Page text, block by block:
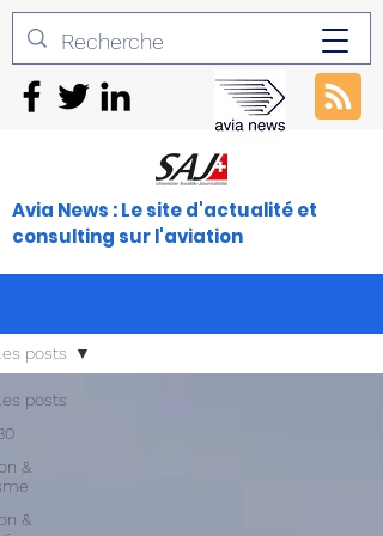
Avia News : Le site d'actualité et
consulting sur l'aviation
posts
&
&
posts